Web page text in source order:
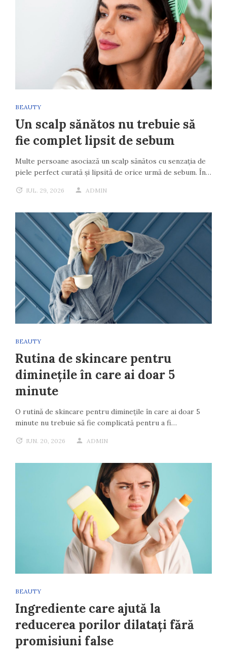
BEAUTY
Un scalp sănătos nu trebuie să
fie complet lipsit de sebum
Multe persoane asociază un scalp sănătos cu senzația de
piele perfect curată și lipsită de orice urmă de sebum. În…
IUL. 29, 2026 ADMIN
BEAUTY
Rutina de skincare pentru
diminețile în care ai doar 5
minute
O rutină de skincare pentru diminețile în care ai doar 5
minute nu trebuie să fie complicată pentru a fi…
IUN. 20, 2026 ADMIN
BEAUTY
Ingrediente care ajută la
reducerea porilor dilatați fără
promisiuni false